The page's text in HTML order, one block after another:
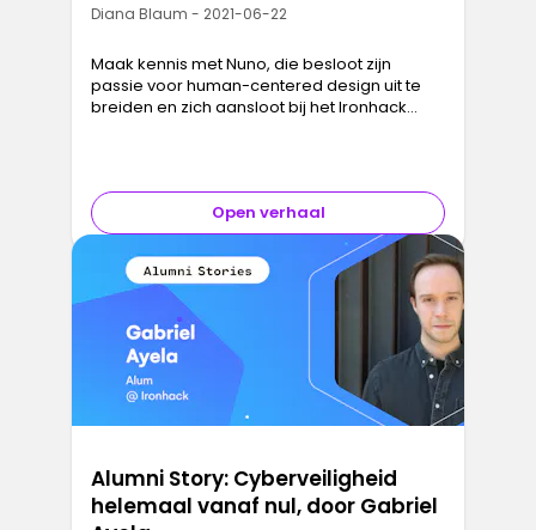
Diana Blaum - 2021-06-22
Maak kennis met Nuno, die besloot zijn
passie voor human-centered design uit te
breiden en zich aansloot bij het Ironhack
Open verhaal
Alumni Story: Cyberveiligheid
helemaal vanaf nul, door Gabriel